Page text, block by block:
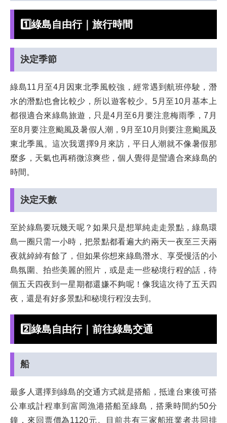
1️⃣綠島自由行｜旅行時間
決定季節
綠島11月至4月因東北季風較強，經常遇到航班停駛，潛
水的潛點也會比較少，所以遊客較少。5月至10月基本上
都很適合來綠島旅遊，只是4月至6月要注意梅雨季，7月
至8月要注意颱風及暑假人潮，9月至10月則要注意颱風及
東北季風。這次我選擇9月來訪，平日人潮就不像暑假那
麼多，天氣也再稍微涼爽些，個人覺得是蠻適合來綠島的
時間。
決定天數
至於綠島要玩幾天呢？如果只是想單純走走景點，綠島環
島一圈只需一小時，把景點都看遍大約兩天一夜至三天兩
夜就綽綽有餘了，但如果你想來綠島潛水、享受慢活的小
島氛圍、拍些美麗的照片，或是走一些秘境行程的話，待
個五天四夜到一星期都還嫌不夠呢！像我這次待了五天四
夜，還是有好多景點和秘境行程沒去到。
2️⃣綠島自由行｜前往綠島交通
船
最多人選擇到綠島的交通方式就是搭船，抵達台東後可搭
公車或計程車到富岡漁港搭船至綠島，搭乘時間約50分
鐘，來回票價為1120元。目前共有三家船班業者共同排